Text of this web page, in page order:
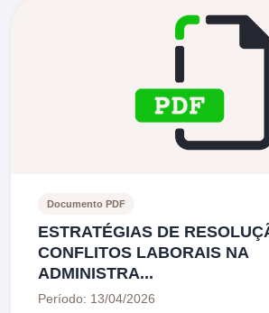
Documento PDF
ESTRATÉGIAS DE
CONFLITOS LABORAIS NA
ADMINISTRA...
Período: 13/04/2026